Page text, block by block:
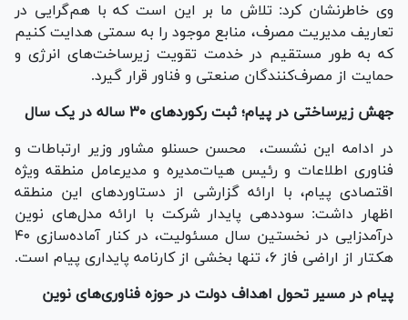
وی خاطرنشان کرد: تلاش ما بر این است که با هم‌گرایی در
تعاریف مدیریت مصرف، منابع موجود را به سمتی هدایت کنیم
که به طور مستقیم در خدمت تقویت زیرساخت‌های انرژی و
حمایت از مصرف‌کنندگان صنعتی و فناور قرار گیرد.
جهش زیرساختی در پیام؛ ثبت رکورد‌های ۳۰ ساله در یک سال
در ادامه این نشست، محسن حسنلو مشاور وزیر ارتباطات و
فناوری اطلاعات و رئیس هیات‌مدیره و مدیرعامل منطقه ویژه
اقتصادی پیام، با ارائه گزارشی از دستاورد‌های این منطقه
اظهار داشت: سوددهی پایدار شرکت با ارائه مدل‌های نوین
درآمدزایی در نخستین سال مسئولیت، در کنار آماده‌سازی ۴۰
هکتار از اراضی فاز ۶، تنها بخشی از کارنامه پایداری پیام است.
پیام در مسیر تحول اهداف دولت در حوزه فناوری‌های نوین